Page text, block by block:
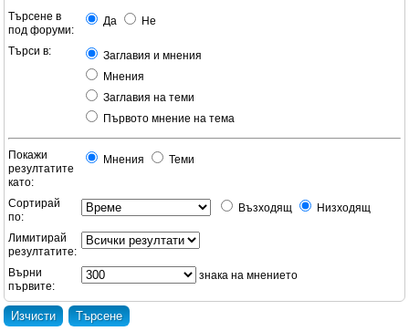
Търсене в
под форуми:
Да Не
Търси в:
Заглавия и мнения
Мнения
Заглавия на теми
Първото мнение на тема
Покажи
резултатите
като:
Мнения Теми
Сортирай
по:
Възходящ Низходящ
Лимитирай
резултатите:
Върни
първите:
знака на мнението